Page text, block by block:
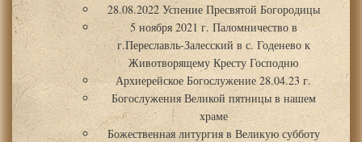
28.08.2022 Успение Пресвятой Богородицы
5 ноября 2021 г. Паломничество в
г.Переславль-Залесский в с. Годенево к
Животворящему Кресту Господню
Архиерейское Богослужение 28.04.23 г.
Богослужения Великой пятницы в нашем
храме
Божественная литургия в Великую субботу